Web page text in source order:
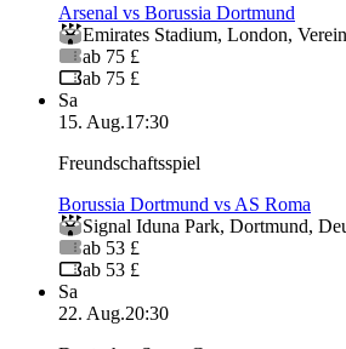
Arsenal vs Borussia Dortmund
Emirates Stadium, London,
ab 75 £
ab 75 £
Sa
15. Aug.17:30
Freundschaftsspiel
Borussia Dortmund vs AS Roma
Signal Iduna Park, Dortmund,
ab 53 £
ab 53 £
Sa
22. Aug.20:30